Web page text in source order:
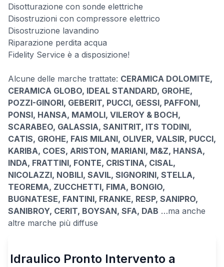
Disotturazione con sonde elettriche
Disostruzioni con compressore elettrico
Disostruzione lavandino
Riparazione perdita acqua
Fidelity Service è a disposizione!
Alcune delle marche trattate: CERAMICA DOLOMITE,
CERAMICA GLOBO, IDEAL STANDARD, GROHE,
POZZI-GINORI, GEBERIT, PUCCI, GESSI, PAFFONI,
PONSI, HANSA, MAMOLI, VILEROY & BOCH,
SCARABEO, GALASSIA, SANITRIT, ITS TODINI,
CATIS, GROHE, FAIS MILANI, OLIVER, VALSIR, PUCCI,
KARIBA, COES, ARISTON, MARIANI, M&Z, HANSA,
INDA, FRATTINI, FONTE, CRISTINA, CISAL,
NICOLAZZI, NOBILI, SAVIL, SIGNORINI, STELLA,
TEOREMA, ZUCCHETTI, FIMA, BONGIO,
BUGNATESE, FANTINI, FRANKE, RESP, SANIPRO,
SANIBROY, CERIT, BOYSAN, SFA, DAB …ma anche
altre marche più diffuse
Idraulico Pronto Intervento a